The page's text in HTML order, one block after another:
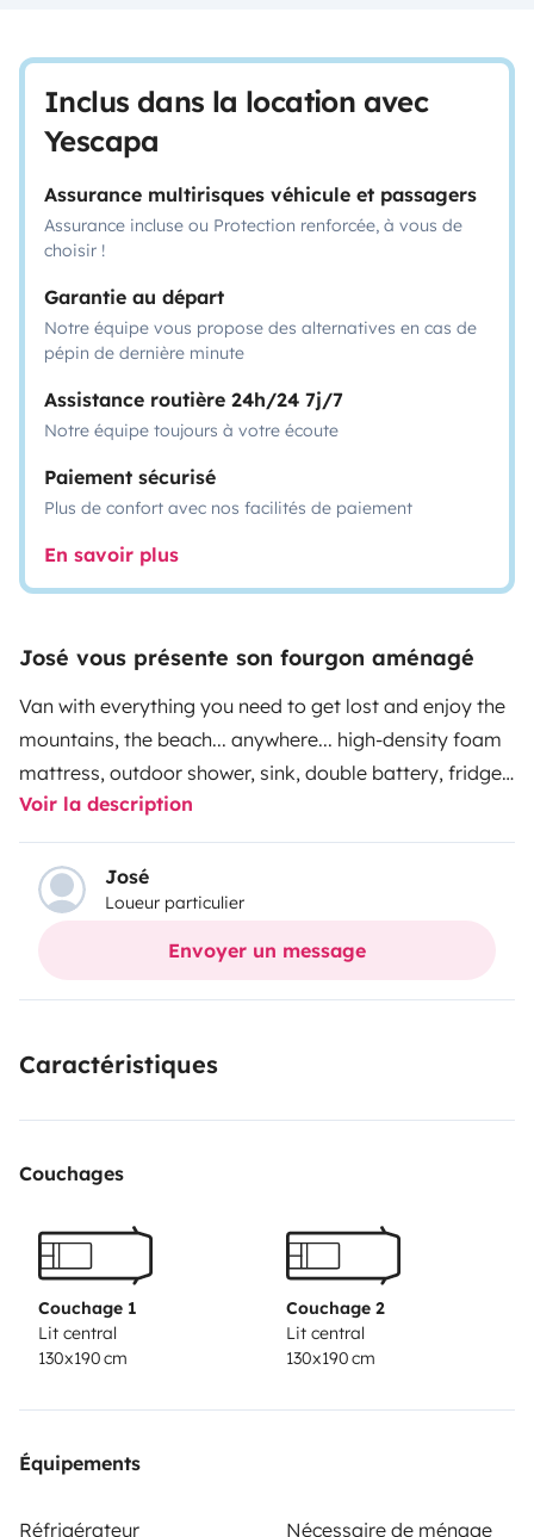
Inclus dans la location avec
Yescapa
Assurance multirisques véhicule et passagers
Assurance incluse ou Protection renforcée, à vous de
choisir !
Garantie au départ
Notre équipe vous propose des alternatives en cas de
pépin de dernière minute
Assistance routière 24h/24 7j/7
Notre équipe toujours à votre écoute
Paiement sécurisé
Plus de confort avec nos facilités de paiement
En savoir plus
José vous présente son fourgon aménagé
Van with everything you need to get lost and enjoy the
mountains, the beach... anywhere... high-density foam
mattress, outdoor shower, sink, double battery, fridge,
USB sockets, curtains... spacious and cozy, led lights
RGB, tinted windows, snow wheels, hands-free, USB,
telephone connection to radio, 116 CV turbo-diesel
engine with a consumption of about 7.5 liters at
transport (plane) or because they prefer it for comfort,
OUTDOOR CHAIRS AND TABLES, HAVE THE
Voir la description
José
Loueur particulier
Envoyer un message
Caractéristiques
Couchages
Couchage 1
Lit central
130x190 cm
Couchage 2
Lit central
130x190 cm
Équipements
Réfrigérateur Nécessaire de ménage